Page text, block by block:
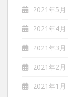
2021年5月
2021年4月
2021年3月
2021年2月
2021年1月